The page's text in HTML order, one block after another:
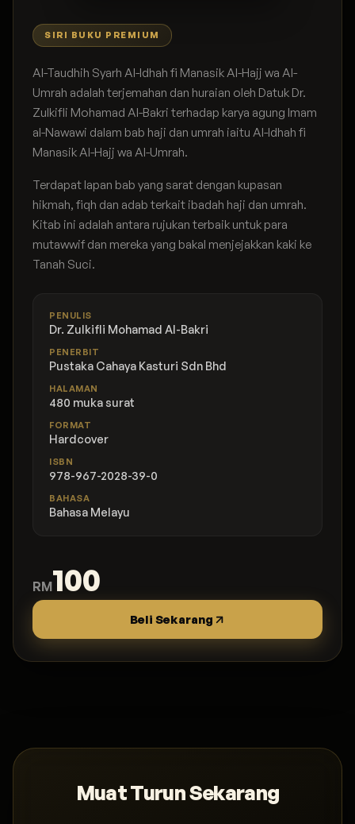
SIRI BUKU PREMIUM
Al-Taudhih Syarh Al-Idhah fi Manasik Al-Hajj wa Al-
Umrah adalah terjemahan dan huraian oleh Datuk Dr.
Zulkifli Mohamad Al-Bakri terhadap karya agung Imam
al-Nawawi dalam bab haji dan umrah iaitu Al-Idhah fi
Manasik Al-Hajj wa Al-Umrah.
Terdapat lapan bab yang sarat dengan kupasan
hikmah, fiqh dan adab terkait ibadah haji dan umrah.
Kitab ini adalah antara rujukan terbaik untuk para
mutawwif dan mereka yang bakal menjejakkan kaki ke
Tanah Suci.
PENULIS
Dr. Zulkifli Mohamad Al-Bakri
PENERBIT
Pustaka Cahaya Kasturi Sdn Bhd
HALAMAN
480 muka surat
FORMAT
Hardcover
ISBN
978-967-2028-39-0
BAHASA
Bahasa Melayu
RM100
Beli Sekarang
Muat Turun Sekarang